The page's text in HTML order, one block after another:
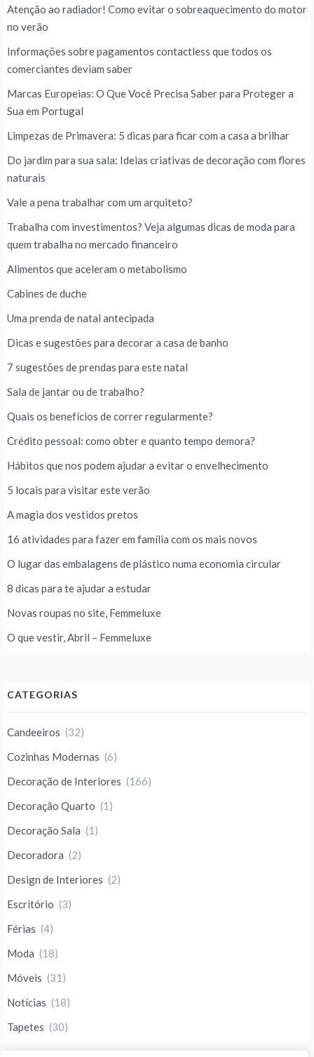
Atenção ao radiador! Como evitar o sobreaquecimento do motor
no verão
Informações sobre pagamentos contactless que todos os
comerciantes deviam saber
Marcas Europeias: O Que Você Precisa Saber para Proteger a
Sua em Portugal
Limpezas de Primavera: 5 dicas para ficar com a casa a brilhar
Do jardim para sua sala: Ideias criativas de decoração com flores
naturais
Vale a pena trabalhar com um arquiteto?
Trabalha com investimentos? Veja algumas dicas de moda para
quem trabalha no mercado financeiro
Alimentos que aceleram o metabolismo
Cabines de duche
Uma prenda de natal antecipada
Dicas e sugestões para decorar a casa de banho
7 sugestões de prendas para este natal
Sala de jantar ou de trabalho?
Quais os benefícios de correr regularmente?
Crédito pessoal: como obter e quanto tempo demora?
Hábitos que nos podem ajudar a evitar o envelhecimento
5 locais para visitar este verão
A magia dos vestidos pretos
16 atividades para fazer em família com os mais novos
O lugar das embalagens de plástico numa economia circular
8 dicas para te ajudar a estudar
Novas roupas no site, Femmeluxe
O que vestir, Abril – Femmeluxe
CATEGORIAS
Candeeiros (32)
Cozinhas Modernas (6)
Decoração de Interiores (166)
Decoração Quarto (1)
Decoração Sala (1)
Decoradora (2)
Design de Interiores (2)
Escritório (3)
Férias (4)
Moda (18)
Móveis (31)
Notícias (18)
Tapetes (30)